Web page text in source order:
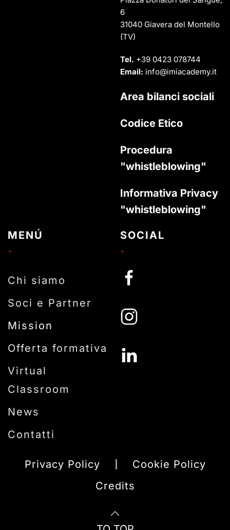
6
31040 Giavera del Montello
(TV)
Tel. +39 0423 078744
Email: info@imiacademy.it
Area bilanci sociali
Codice Etico
Procedura
"whistleblowing"
Informativa Privacy
"whistleblowing"
MENÚ
Chi siamo
Soci e Partner
Mission
Offerta formativa
Virtual
Classroom
News
Contatti
SOCIAL
Privacy Policy
Cookie Policy
Credits